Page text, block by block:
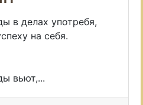
в делах употребя,
на себя.
вьют,...